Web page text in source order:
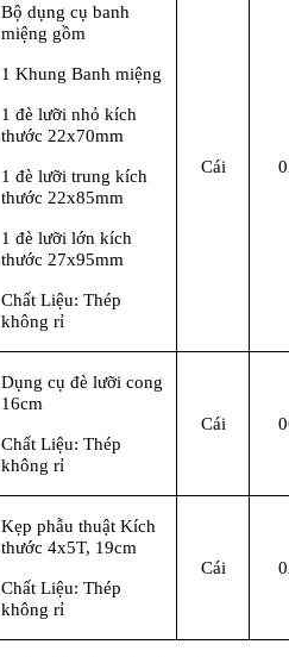
Bộ dụng cụ banh
miệng gồm
1 Khung Banh miệng
1 đè lưỡi nhỏ kích
thước 22x70mm
1 đè lưỡi trung kích
thước 22x85mm
1 đè lưỡi lớn kích
thước 27x95mm
Chất Liệu: Thép
không rỉ
Cái
Dụng cụ đè lưỡi cong
16cm
Chất Liệu: Thép
không rỉ
Cái
Kẹp phẫu thuật Kích
thước 4x5T, 19cm
Chất Liệu: Thép
không rỉ
Cái